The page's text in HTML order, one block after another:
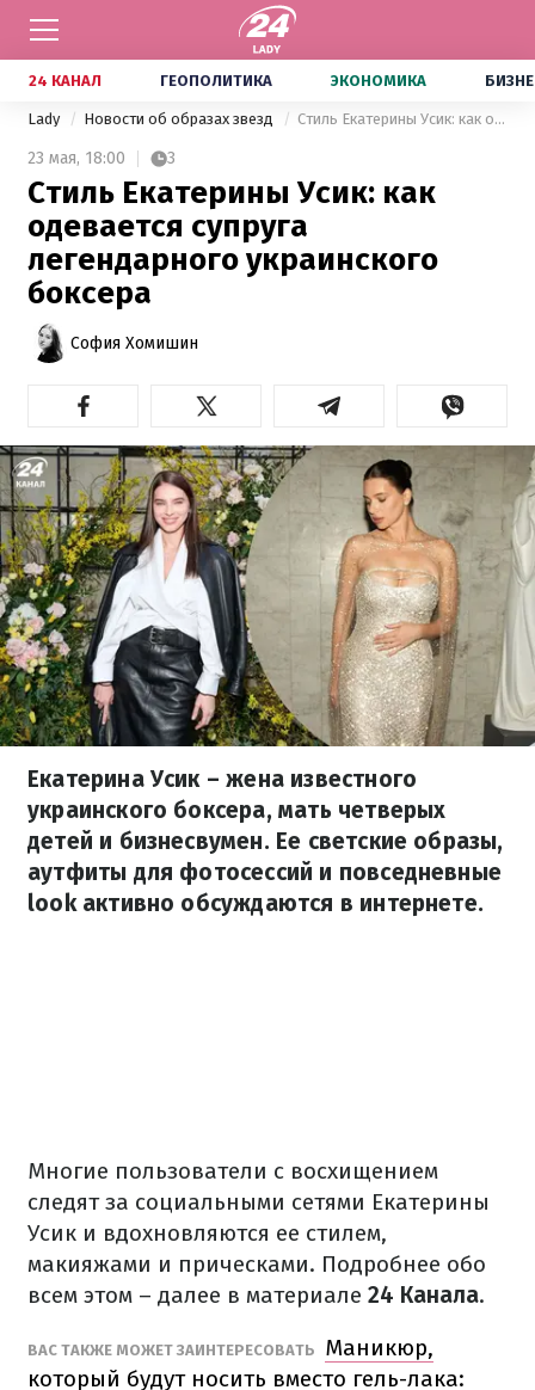
24 КАНАЛ ГЕОПОЛИТИКА ЭКОНОМИКА
Lady Новости об образах звезд Стиль Екатерины Усик: как одевается супруга легендарного украинского боксера
23 мая, 18:00 3
Стиль Екатерины Усик: как
одевается супруга
легендарного украинского
боксера
София Хомишин
Екатерина Усик – жена известного
украинского боксера, мать четверых
детей и бизнесвумен. Ее светские образы,
аутфиты для фотосессий и повседневные
look активно обсуждаются в интернете.
Многие пользователи с восхищением
следят за социальными сетями Екатерины
Усик и вдохновляются ее стилем,
макияжами и прическами. Подробнее обо
всем этом – далее в материале 24 Канала.
ВАС ТАКЖЕ МОЖЕТ ЗАИНТЕРЕСОВАТЬ
Маникюр,
который будут носить вместо гель-лака: